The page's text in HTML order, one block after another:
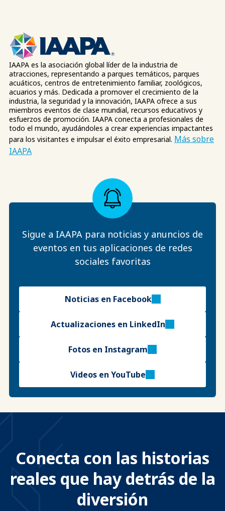
IAAPA es la asociación global líder de la industria de
atracciones, representando a parques temáticos, parques
acuáticos, centros de entretenimiento familiar, zoológicos,
acuarios y más. Dedicada a promover el crecimiento de la
industria, la seguridad y la innovación, IAAPA ofrece a sus
miembros eventos de clase mundial, recursos educativos y
esfuerzos de promoción. IAAPA conecta a profesionales de
todo el mundo, ayudándoles a crear experiencias impactantes
para los visitantes e impulsar el éxito empresarial. Más sobre
IAAPA
Sigue a IAAPA para noticias y anuncios de
eventos en tus aplicaciones de redes
sociales favoritas
Noticias en Facebook
Actualizaciones en LinkedIn
Fotos en Instagram
Videos en YouTube
Conecta con las historias
reales que hay detrás de la
diversión